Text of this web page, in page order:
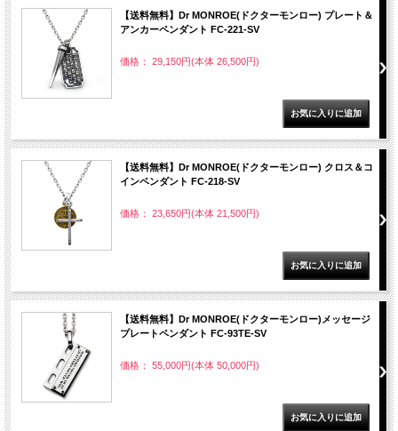
【送料無料】Dr MONROE(ドクターモンロー) プレート＆
アンカーペンダント FC-221-SV
価格： 29,150円(本体 26,500円)
【送料無料】Dr MONROE(ドクターモンロー) クロス＆コ
インペンダント FC-218-SV
価格： 23,650円(本体 21,500円)
【送料無料】Dr MONROE(ドクターモンロー)メッセージ
プレートペンダント FC-93TE-SV
価格： 55,000円(本体 50,000円)